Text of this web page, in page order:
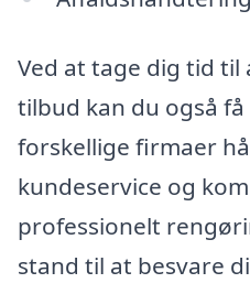
Ved at tage dig tid til
tilbud kan du også
forskellige firmaer
kundeservice og
professionelt
stand til at besvare